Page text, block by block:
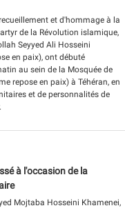
et d'hommage à la
de la Révolution islamique,
Seyyed Ali Hosseini
en paix), ont débuté
au sein de la Mosquée de
repose en paix) à Téhéran, en
et de personnalités de
à l'occasion de la
Mojtaba Hosseini Khamenei,